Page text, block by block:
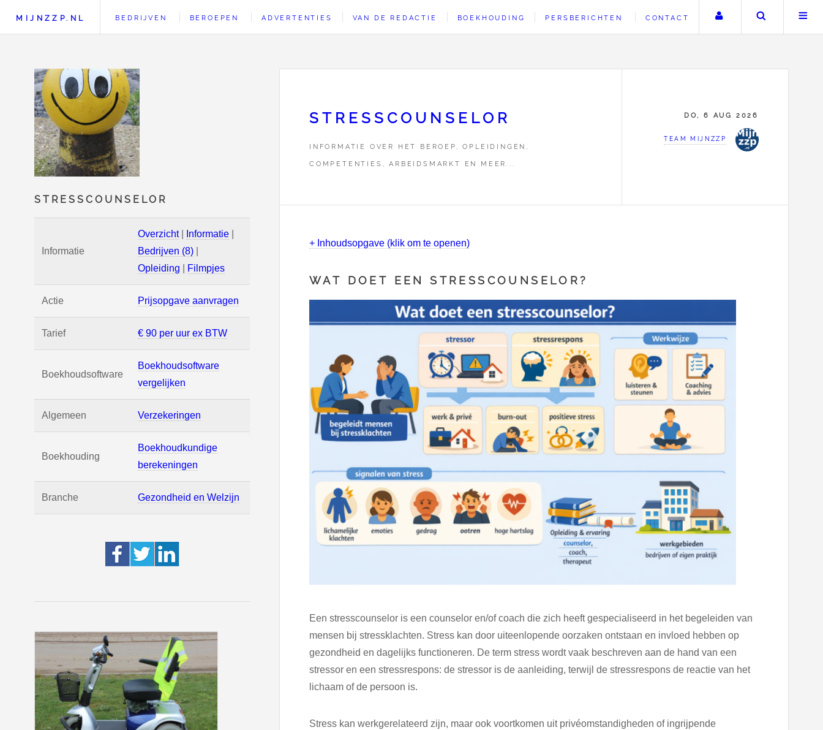
STRESSCOUNSELOR
Informatie
Overzicht| Informatie
Bedrijven (8)
Opleiding
Filmpjes
Actie Prijsopgave aanvragen
Tarief € 90 per uur ex BTW
Boekhoudsoftware
Boekhoudsoftware
vergelijken
Algemeen Verzekeringen
Boekhouding
Boekhoudkundige
berekeningen
Branche Gezondheid en Welzijn
MIJNZZP.NL BEDRIJVEN BEROEPEN ADVERTENTIES VAN DE REDACTIE BOEKHOUDING PERSBERICHTEN CONTACT Uw accountZoeken
STRESSCOUNSELOR
INFORMATIE OVER HET BEROEP, OPLEIDINGEN,
COMPETENTIES, ARBEIDSMARKT EN MEER...
DO, 6 AUG 2026
TEAM MIJNZZP
+ Inhoudsopgave (klik om te openen)
WAT DOET EEN STRESSCOUNSELOR?
Een stresscounselor is een counselor en/of coach die zich heeft gespecialiseerd in het begeleiden van
mensen bij stressklachten. Stress kan door uiteenlopende oorzaken ontstaan en invloed hebben op
gezondheid en dagelijks functioneren. De term stress wordt vaak beschreven aan de hand van een
stressor en een stressrespons: de stressor is de aanleiding, terwijl de stressrespons de reactie van het
lichaam of de persoon is.
Stress kan werkgerelateerd zijn, maar ook voortkomen uit privéomstandigheden of ingrijpende